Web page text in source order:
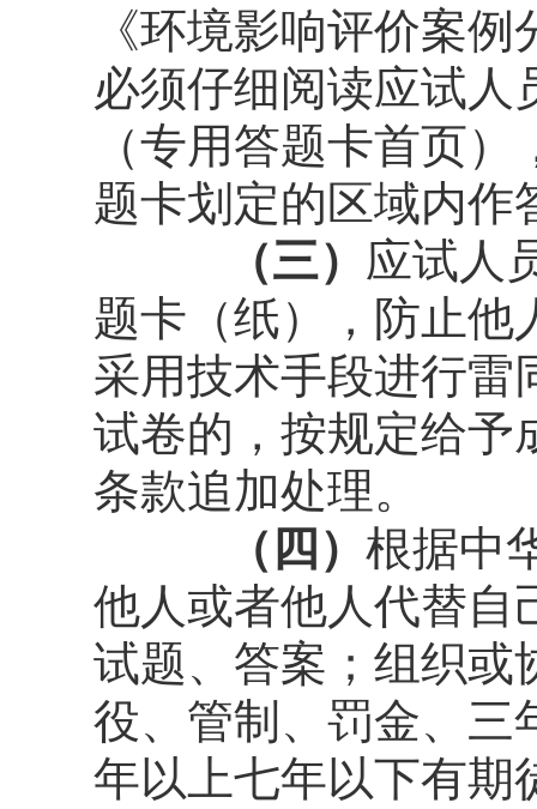
《环境影响评价案
必须仔细阅读应试人
（专用答题卡首页
题卡划定的区域内作
（三） 应试人
题卡（纸），防止他
采用技术手段进行雷
试卷的，按规定给予
条款追加处理。
（四） 根据中
他人或者他人代替自
试题、答案；组织或
役、管制、罚金、三
年以上七年以下有期